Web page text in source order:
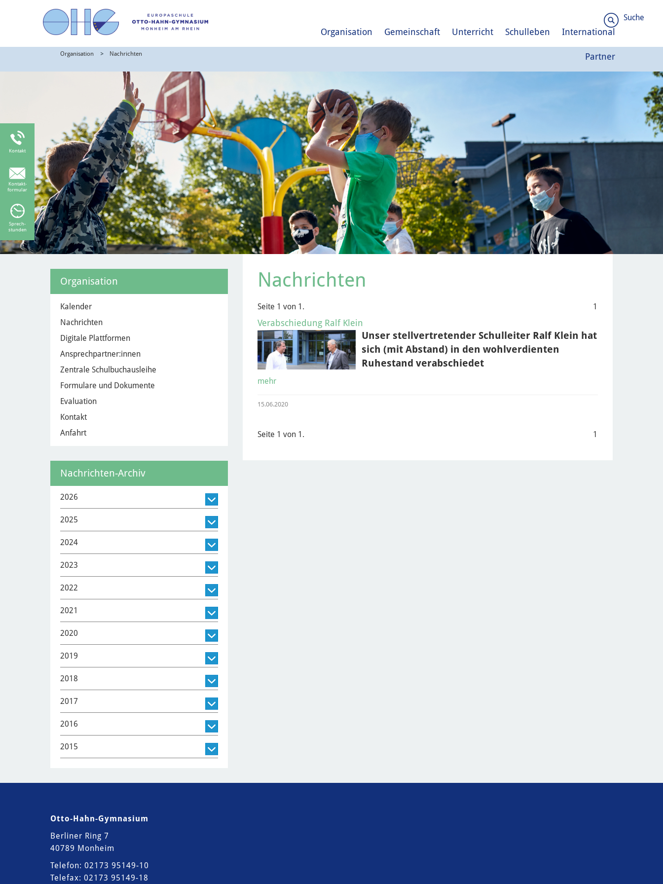
Organisation Gemeinschaft Unterricht Schulleben International
Partner
Suche
Organisation Nachrichten
Nachrichten
Seite 1 von 1. 1
Verabschiedung Ralf Klein
Unser stellvertretender Schulleiter Ralf Klein hat
sich (mit Abstand) in den wohlverdienten
Ruhestand verabschiedet
mehr
15.06.2020
Seite 1 von 1. 1
Organisation
Kalender
Nachrichten
Digitale Plattformen
Ansprechpartner:innen
Zentrale Schulbuchausleihe
Formulare und Dokumente
Evaluation
Kontakt
Anfahrt
Nachrichten-Archiv
2026
2025
2024
2023
2022
2021
2020
2019
2018
2017
2016
2015
Otto-Hahn-Gymnasium
Berliner Ring 7
40789 Monheim
Telefon: 02173 95149-10
Telefax: 02173 95149-18
Kontakt
Kontakt-
formular
Sprech-
stunden